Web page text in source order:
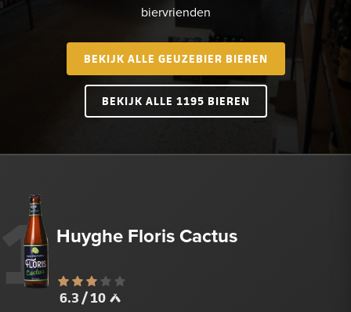
biervrienden
BEKIJK ALLE GEUZEBIER BIEREN
BEKIJK ALLE 1195 BIEREN
1 Huyghe Floris Cactus
6.3 / 10